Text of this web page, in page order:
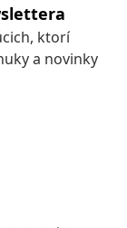
ktorí
a novinky